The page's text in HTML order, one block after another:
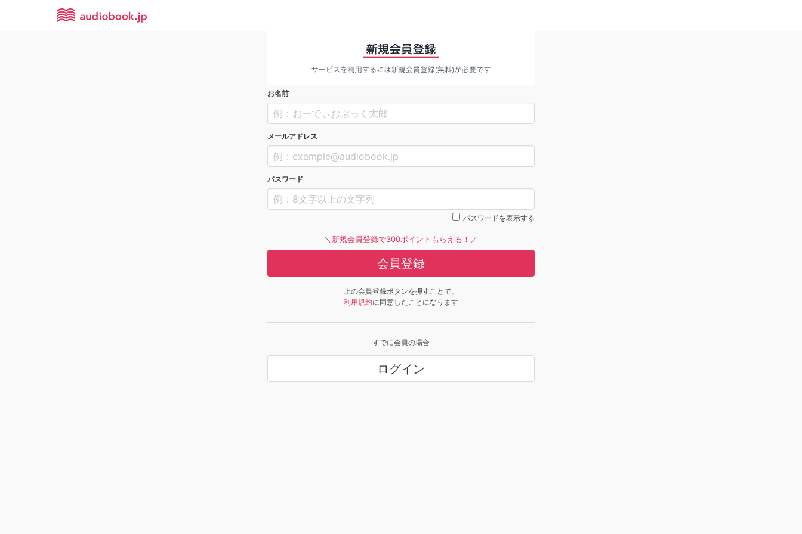
お名前
メールアドレス
パスワード
パスワードを表示する
＼新規会員登録で300ポイントもらえる！／
会員登録
上の会員登録ボタンを押すことで、
利用規約に同意したことになります
すでに会員の場合
ログイン